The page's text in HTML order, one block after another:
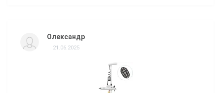
Олександр
21.06.2025